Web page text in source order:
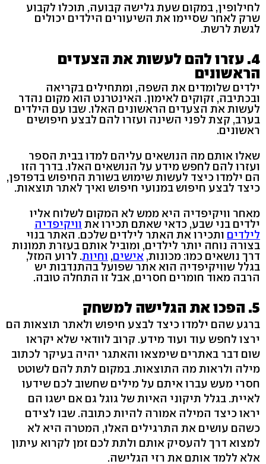
לחילופין, במקום שעת גלישה קבועה, תוכלו לקבוע
שרק לאחר שסיימו את השיעורים הילדים יכולים
לגשת לרשת.
4. עזרו להם לעשות את הצעדים
הראשונים
ילדים שלומדים את השפה, ומתחילים בקריאה
ובכתיבה, זקוקים לאימון. האינטרנט הוא מקום נהדר
לעשות את הצעדים הראשונים האלו. שבו עם הילדים
בערב, קצת לפני השינה ועזרו להם לבצע חיפושים
ראשונים.
שאלו אותם מה הנושאים עליהם למדו בבית הספר
ועזרו להם לחפש מידע על הנושאים האלו. בדרך הזו
הם ילמדו כיצד לעשות שימוש בשורת החיפוש בדפדפן,
כיצד לבצע חיפוש במנועי חיפוש ואיך לאתר תוצאות.
מאחר וויקיפדיה היא ממש לא המקום לשלוח אליו
ילדים בני שבע, כדאי שאתם תכירו את וויקיפדיה
לילדים ותכירו את האתר לילדים שלכם. האתר בנוי
בצורה נוחה יותר לילדים, ומוביל אותם בעזרת תמונות
דרך נושאים כמו: מכונות, אישים, וחיות. לרוע המזל,
בגלל שוויקיפדיה הוא אתר שפועל בהתנדבות יש
הרבה מאוד חומרים חסרים, אבל זו התחלה טובה.
5. הפכו את הגלישה למשחק
ברגע שהם ילמדו כיצד לבצע חיפוש ולאתר תוצאות הם
ירצו לחפש עוד ועוד מידע. קרוב לוודאי שלא יקראו
שום דבר באתרים שימצאו והאתגר יהיה בעיקר לכתוב
מילה ולראות מה התוצאות. במקום לתת להם לשוטט
חסרי מעש עברו איתם על מילים שחשוב לכם שידעו
לאיית. בגלל תיקוני האיות של גוגל גם אם ישגו הם
יראו כיצד המילה אמורה להיות כתובה. שבו לצידם
כשהם עושים את התרגילים האלו, המטרה היא לא
למצוא דרך להעסיק אותם ולתת לכם זמן לקרוא עיתון
אלא ללמד אותם את רזי הגלישה.